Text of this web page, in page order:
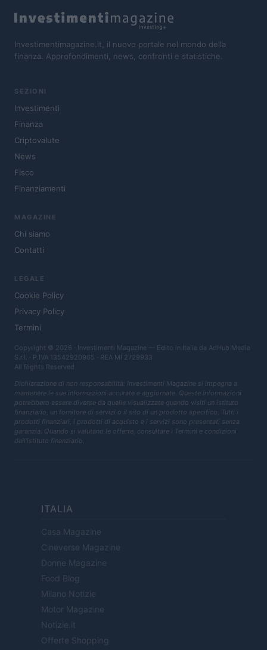
Investimentimagazine.it, il nuovo portale nel mondo della
finanza. Approfondimenti, news, confronti e statistiche.
SEZIONI
Investimenti
Finanza
Criptovalute
News
Fisco
Finanziamenti
MAGAZINE
Chi siamo
Contatti
LEGALE
Cookie Policy
Privacy Policy
Termini
Copyright © 2026 · Investimenti Magazine — Edito in Italia da AdHub Media
S.r.l. · P.IVA 13542920965 · REA MI 2729933
All Rights Reserved
Dichiarazione di non responsabilità: Investimenti Magazine si impegna a
mantenere le sue informazioni accurate e aggiornate. Queste informazioni
potrebbero essere diverse da quelle visualizzate quando visiti un istituto
finanziario, un fornitore di servizi o il sito di un prodotto specifico. Tutti i
prodotti finanziari, i prodotti di acquisto e i servizi sono presentati senza
garanzia. Quando si valutano le offerte, consultare i Termini e condizioni
dell'istituto finanziario.
ITALIA
Casa Magazine
Cineverse Magazine
Donne Magazine
Food Blog
Milano Notizie
Motor Magazine
Notizie.it
Offerte Shopping